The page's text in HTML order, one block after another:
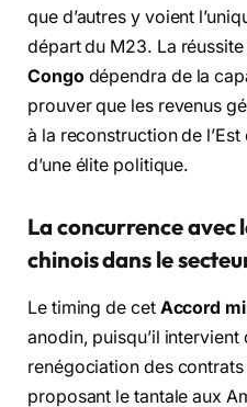
que d’autres y voient
départ du M23. La réussite
Congodépendra de la
prouver que les revenus
à la reconstruction de l’Est
d’une élite politique.
La concurrence avec
chinois dans le
Le timing de cet Accord
anodin, puisqu’il intervient
renégociation des
proposant le tantale aux